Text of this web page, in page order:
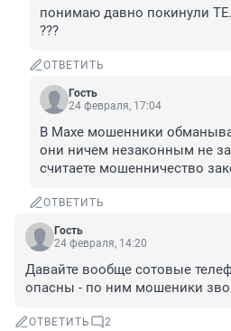
понимаю давно покинули
???
ОТВЕТИТЬ
Гость
24 февраля, 17:04
В Махе мошенники
они ничем незаконным не
считаете мошенничество
ОТВЕТИТЬ
Гость
24 февраля, 14:20
Давайте вообще сотовые
опасны - по ним мошеники
ОТВЕТИТЬ 2